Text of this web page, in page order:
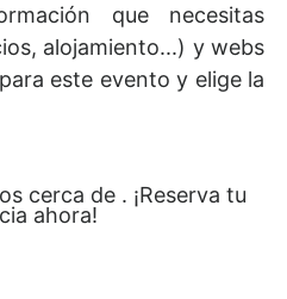
que necesitas
alojamiento...) y webs
este evento y elige la
cerca de . ¡Reserva tu
ahora!